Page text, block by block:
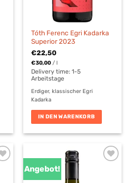
Tóth Ferenc Egri Kadarka
Superior 2023
€22,50
€30,00 / l
Delivery time:1-5
Arbeitstage
Erdiger, klassischer Egri
Kadarka
IN DEN WARENKORB
Angebot!